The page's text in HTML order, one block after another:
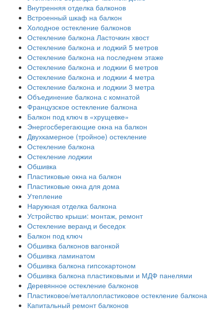
Внутренняя отделка балконов
Встроенный шкаф на балкон
Холодное остекление балконов
Остекление балкона Ласточкин хвост
Остекление балкона и лоджий 5 метров
Остекление балкона на последнем этаже
Остекление балкона и лоджии 6 метров
Остекление балкона и лоджии 4 метра
Остекление балкона и лоджии 3 метра
Объединение балкона с комнатой
Французское остекление балкона
Балкон под ключ в «хрущевке»
Энергосберегающие окна на балкон
Двухкамерное (тройное) остекление
Остекление балкона
Остекление лоджии
Обшивка
Пластиковые окна на балкон
Пластиковые окна для дома
Утепление
Наружная отделка балкона
Устройство крыши: монтаж, ремонт
Остекление веранд и беседок
Балкон под ключ
Обшивка балконов вагонкой
Обшивка ламинатом
Обшивка балкона гипсокартоном
Обшивка балкона пластиковыми и МДФ панелями
Деревянное остекление балконов
Пластиковое/металлопластиковое остекление балкона
Капитальный ремонт балконов